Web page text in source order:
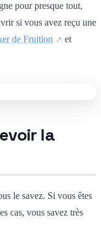
pour presque tout,
si vous avez reçu une
de Fruition
et
la
le savez. Si vous êtes
cas, vous savez très